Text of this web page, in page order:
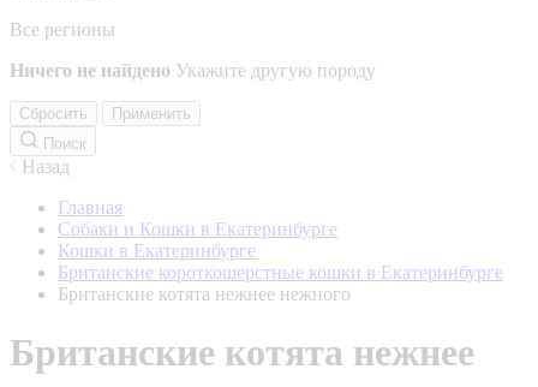
Все регионы
Ничего не найдено Укажите другую породу
Сбросить
Применить
Поиск
Назад
Главная
Собаки и Кошки в Екатеринбурге
Кошки в Екатеринбурге
Британские короткошерстные кошки в Екатеринбурге
Британские котята нежнее нежного
Британские котята нежнее